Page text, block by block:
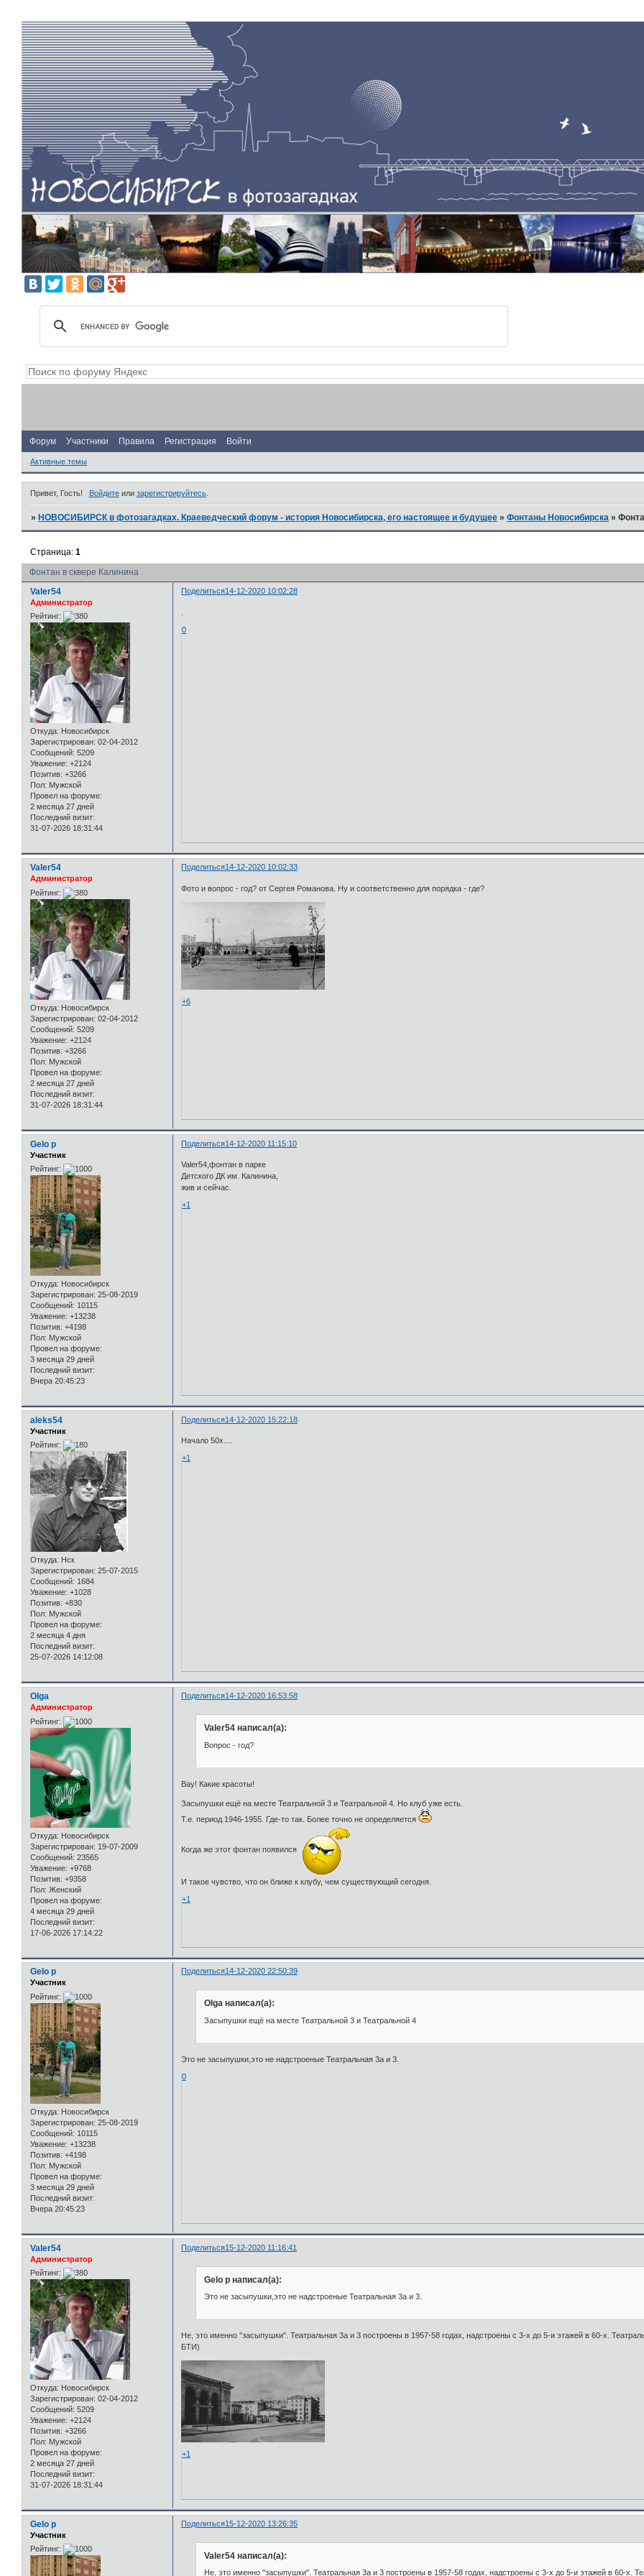
Форум Участники Правила Регистрация Войти
Активные темы
Привет, Гость! Войдитеили зарегистрируйтесь.
»НОВОСИБИРСК в фотозагадках. Краеведческий форум - история Новосибирска, его настоящее и будущее »Фонтаны Новосибирска »
Фонтан в сквере Калинина
Страница:1
Поделиться14-12-2020 10:02:28
Valer54
Администратор
Рейтинг:
Откуда: Новосибирск
Зарегистрирован: 02-04-2012
Сообщений: 5209
Уважение: +2124
Позитив: +3266
Пол: Мужской
Провел на форуме:
2 месяца 27 дней
Последний визит:
31-07-2026 18:31:44
0
Поделиться14-12-2020 10:02:33
Valer54
Администратор
Рейтинг:
Откуда: Новосибирск
Зарегистрирован: 02-04-2012
Сообщений: 5209
Уважение: +2124
Позитив: +3266
Пол: Мужской
Провел на форуме:
2 месяца 27 дней
Последний визит:
31-07-2026 18:31:44
Фото и вопрос - год? от Сергея Романова. Ну и соответственно для порядка - где?
+6
Поделиться14-12-2020 11:15:10
Gelo p
Участник
Рейтинг:
Откуда: Новосибирск
Зарегистрирован: 25-08-2019
Сообщений: 10115
Уважение: +13238
Позитив: +4198
Пол: Мужской
Провел на форуме:
3 месяца 29 дней
Последний визит:
Вчера 20:45:23
Valer54,фонтан в парке
Детского ДК им. Калинина,
жив и сейчас.
+1
Поделиться14-12-2020 15:22:18
aleks54
Участник
Рейтинг:
Откуда: Нск
Зарегистрирован: 25-07-2015
Сообщений: 1684
Уважение: +1028
Позитив: +830
Пол: Мужской
Провел на форуме:
2 месяца 4 дня
Последний визит:
25-07-2026 14:12:08
Начало 50х....
+1
Поделиться14-12-2020 16:53:58
Olga
Администратор
Рейтинг:
Откуда: Новосибирск
Зарегистрирован: 19-07-2009
Сообщений: 23565
Уважение: +9768
Позитив: +9358
Пол: Женский
Провел на форуме:
4 месяца 29 дней
Последний визит:
17-06-2026 17:14:22
Valer54 написал(а):
Вопрос - год?
Вау! Какие красоты!
Засыпушки ещё на месте Театральной 3 и Театральной 4. Но клуб уже есть.
Т.е. период 1946-1955. Где-то так. Более точно не определяется
Когда же этот фонтан появился
И такое чувство, что он ближе к клубу, чем существующий сегодня.
+1
Поделиться14-12-2020 22:50:39
Gelo p
Участник
Рейтинг:
Откуда: Новосибирск
Зарегистрирован: 25-08-2019
Сообщений: 10115
Уважение: +13238
Позитив: +4198
Пол: Мужской
Провел на форуме:
3 месяца 29 дней
Последний визит:
Вчера 20:45:23
Olga написал(а):
Засыпушки ещё на месте Театральной 3 и Театральной 4
Это не засыпушки,это не надстроеные Театральная 3а и 3.
0
Поделиться15-12-2020 11:16:41
Valer54
Администратор
Рейтинг:
Откуда: Новосибирск
Зарегистрирован: 02-04-2012
Сообщений: 5209
Уважение: +2124
Позитив: +3266
Пол: Мужской
Провел на форуме:
2 месяца 27 дней
Последний визит:
31-07-2026 18:31:44
Gelo p написал(а):
Это не засыпушки,это не надстроеные Театральная 3а и 3.
Не, это именно "засыпушки". Театральная 3а и 3 построены в 1957-58 годах, надстроены с 3-х до 5-и этажей в 60-х.
БТИ)
+1
Поделиться15-12-2020 13:26:35
Gelo p
Участник
Рейтинг:
Valer54 написал(а):
Не, это именно "засыпушки". Театральная 3а и 3 построены в 1957-58 годах, надстроены с 3-х до 5-и этажей в 60-х.